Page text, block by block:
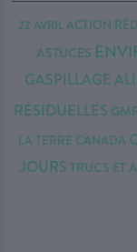
22 AVRILACTION
ASTUCES
GASPILLAGE
RÉSIDUELLES
LA TERRE CANADA
JOURS TRUCS ET